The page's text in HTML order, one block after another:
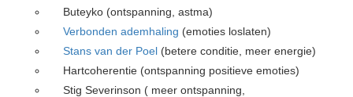
Buteyko (ontspanning, astma)
Verbonden ademhaling (emoties loslaten)
Stans van der Poel (betere conditie, meer energie)
Hartcoherentie (ontspanning positieve emoties)
Stig Severinson ( meer ontspanning,